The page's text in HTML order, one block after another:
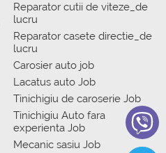
Reparator cutii de viteze_de
lucru
Reparator casete directie_de
lucru
Carosier auto job
Lacatus auto Job
Tinichigiu de caroserie Job
Tinichigiu Auto fara
experienta Job
Mecanic sasiu Job